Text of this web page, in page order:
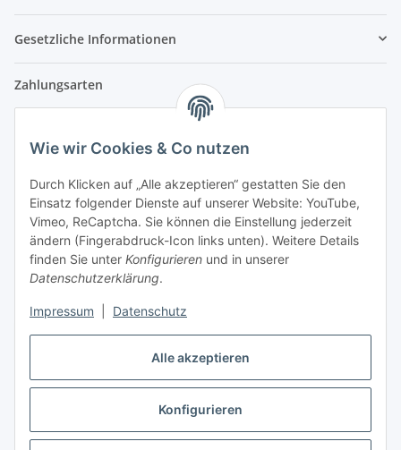
Alle akzeptieren
Konfigurieren
Wie wir Cookies & Co nutzen
Durch Klicken auf „Alle akzeptieren“ gestatten Sie den
Einsatz folgender Dienste auf unserer Website: YouTube,
Vimeo, ReCaptcha. Sie können die Einstellung jederzeit
ändern (Fingerabdruck-Icon links unten). Weitere Details
finden Sie unter Konfigurieren und in unserer
Datenschutzerklärung.
Impressum Datenschutz
Gesetzliche Informationen
Zahlungsarten
Versandpartner
Partner
Vertrag widerrufen
* Alle Preise inkl. gesetzlicher USt., zzgl.Versand